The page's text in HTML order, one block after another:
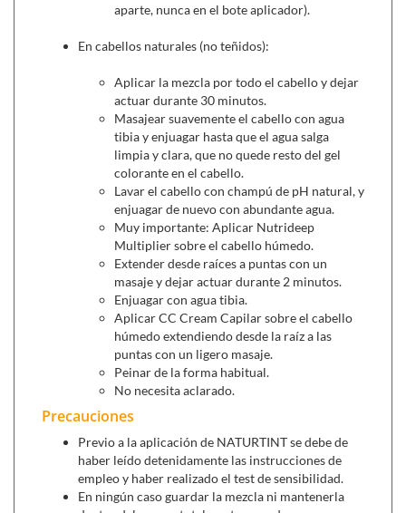
aparte, nunca en el bote aplicador).
En cabellos naturales (no teñidos):
Aplicar la mezcla por todo el cabello y dejar
actuar durante 30 minutos.
Masajear suavemente el cabello con agua
tibia y enjuagar hasta que el agua salga
limpia y clara, que no quede resto del gel
colorante en el cabello.
Lavar el cabello con champú de pH natural, y
enjuagar de nuevo con abundante agua.
Muy importante: Aplicar Nutrideep
Multiplier sobre el cabello húmedo.
Extender desde raíces a puntas con un
masaje y dejar actuar durante 2 minutos.
Enjuagar con agua tibia.
Aplicar CC Cream Capilar sobre el cabello
húmedo extendiendo desde la raíz a las
puntas con un ligero masaje.
Peinar de la forma habitual.
No necesita aclarado.
Precauciones
Previo a la aplicación de NATURTINT se debe de
haber leído detenidamente las instrucciones de
empleo y haber realizado el test de sensibilidad.
En ningún caso guardar la mezcla ni mantenerla